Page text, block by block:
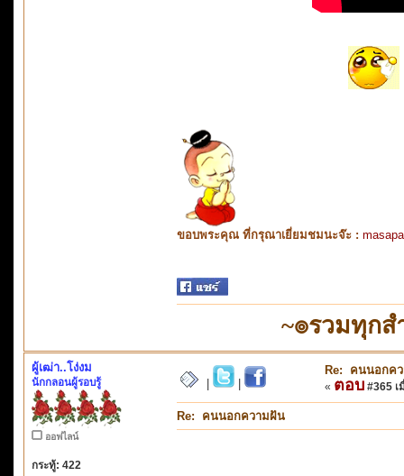
ขอบพระคุณ ที่กรุณาเยี่ยมชมนะจ๊ะ :
~๏รวมทุก
ผู้เฒ่า..โง่งม
นักกลอนผู้รอบรู้
ออฟไลน์
กระทู้: 422
Re: คนนอกค
« ตอบ #365 เ
Re: คนนอกความฝัน